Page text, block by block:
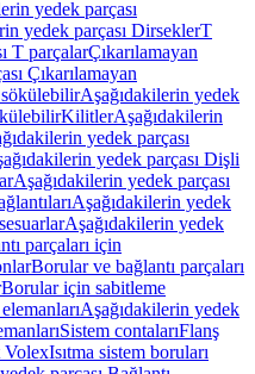
yedek parçası
yedek parçası DirseklerT
T parçalarÇıkarılamayan
Çıkarılamayan
Aşağıdakilerin yedek
KilitlerAşağıdakilerin
yedek parçası
yedek parçası Dişli
Aşağıdakilerin yedek parçası
Aşağıdakilerin yedek
Aşağıdakilerin yedek
parçaları için
Borular ve bağlantı parçaları
Borular için sabitleme
Aşağıdakilerin yedek
Sistem contalarıFlanş
VolexIsıtma sistem boruları